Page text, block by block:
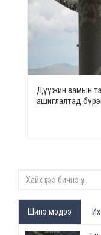
Дүүжин замын
ашиглалтад
Шинэ мэдээ